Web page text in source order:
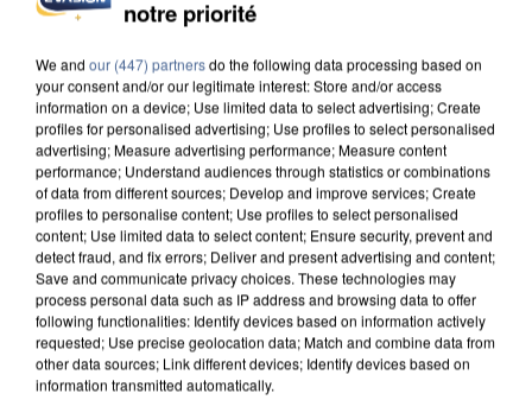
L’UN DES FONDATEURS SUPPOSÉS DE LA DZ
MAFIA INTERPELLÉ EN ALGÉRIE
notre priorité
We and our (447) partnersdo the following data processing based on
your consent and/or our legitimate interest: Store and/or access
information on a device; Use limited data to select advertising; Create
profiles for personalised advertising; Use profiles to select personalised
advertising; Measure advertising performance; Measure content
performance; Understand audiences through statistics or combinations
of data from different sources; Develop and improve services; Create
profiles to personalise content; Use profiles to select personalised
content; Use limited data to select content; Ensure security, prevent and
detect fraud, and fix errors; Deliver and present advertising and content;
Save and communicate privacy choices. These technologies may
process personal data such as IP address and browsing data to offer
following functionalities: Identify devices based on information actively
requested; Use precise geolocation data; Match and combine data from
other data sources; Link different devices; Identify devices based on
information transmitted automatically.